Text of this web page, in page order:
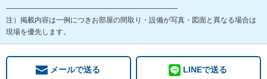
――――――――――――――――――――――――
注）掲載内容は一例につきお部屋の間取り・設備が写真・図面と異なる場合は
現場を優先します。
メールで送る LINEで送る